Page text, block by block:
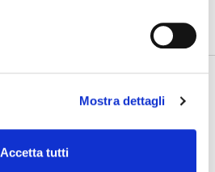
Mostra dettagli
Accetta tutti